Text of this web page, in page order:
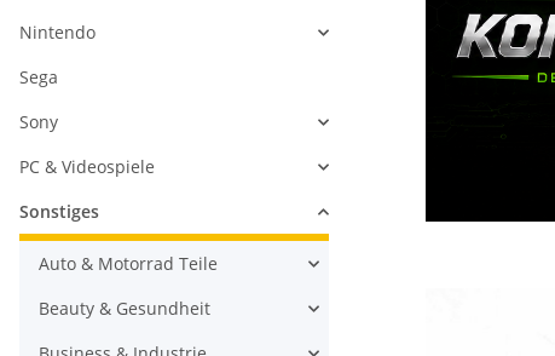
Nintendo
Sega
Sony
PC & Videospiele
Sonstiges
Auto & Motorrad Teile
Beauty & Gesundheit